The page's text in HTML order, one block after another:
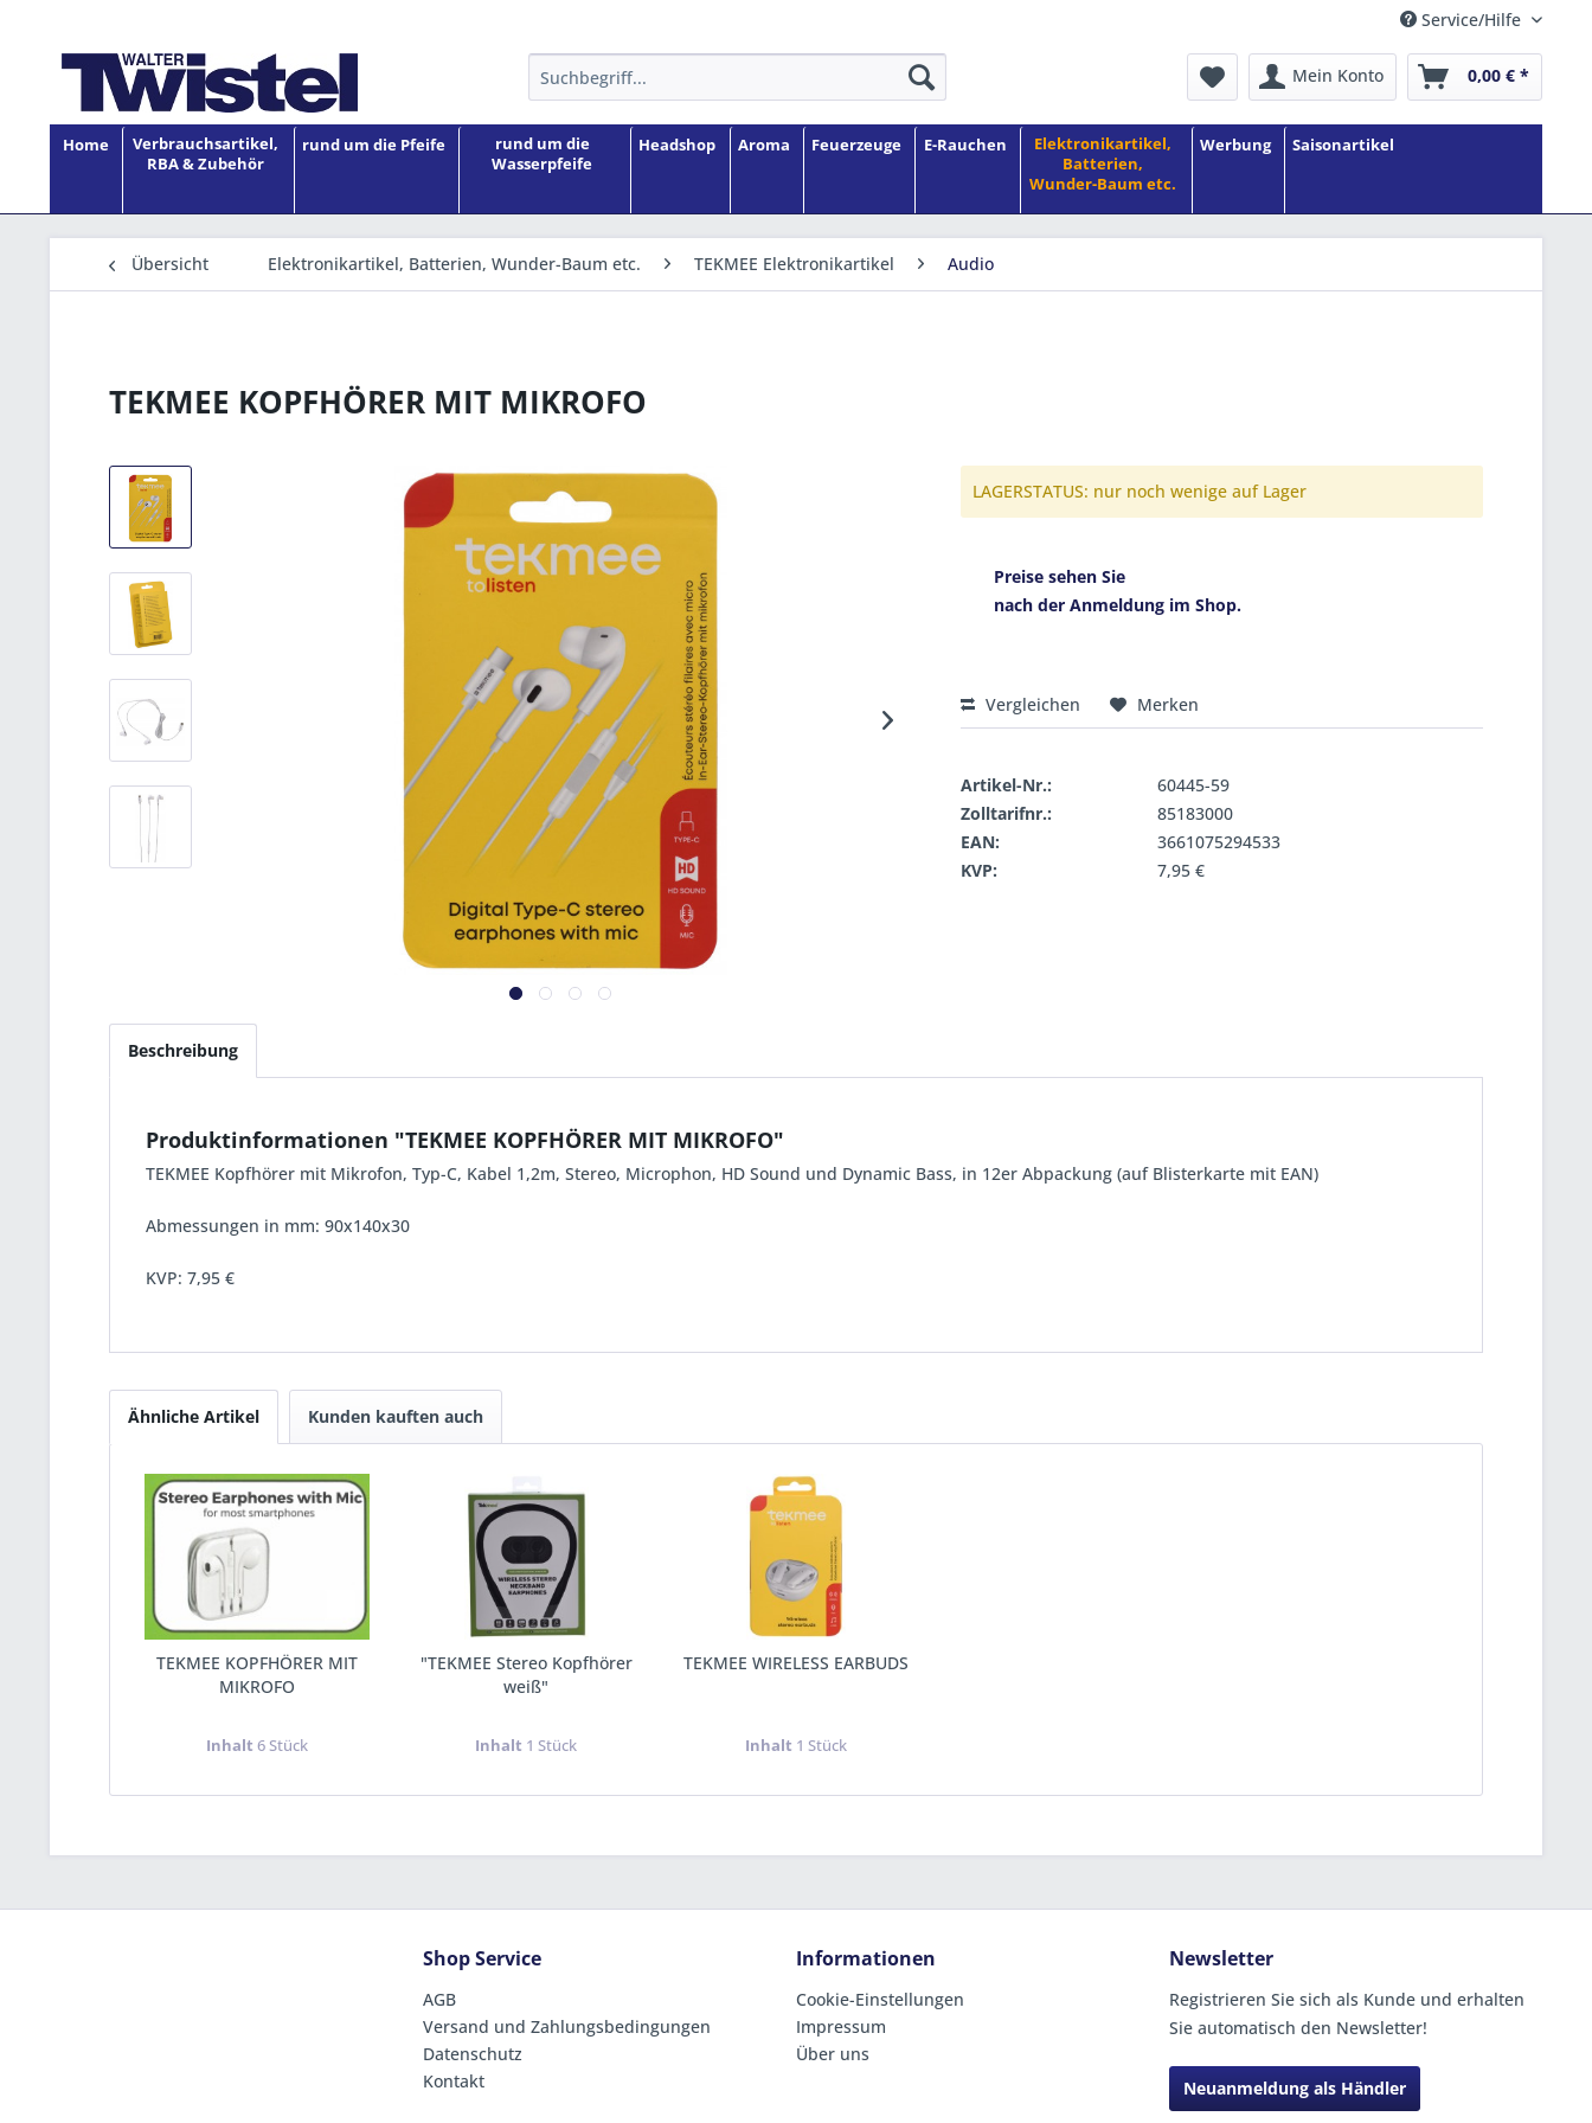
Service/Hilfe
Mein Konto 0,00 € *
Home
Verbrauchsartikel,
RBA & Zubehör
rund um die Pfeife
rund um die
Wasserpfeife
Headshop Aroma Feuerzeuge E-Rauchen
Elektronikartikel,
Batterien,
Wunder-Baum etc.
Werbung Saisonartikel
Übersicht Elektronikartikel, Batterien, Wunder-Baum etc. TEKMEE Elektronikartikel Audio
TEKMEE KOPFHÖRER MIT MIKROFO
LAGERSTATUS: nur noch wenige auf Lager
Preise sehen Sie
nach der Anmeldung im Shop.
Vergleichen Merken
Artikel-Nr.:
60445-59
Zolltarifnr.:
85183000
EAN:
3661075294533
KVP:
7,95 €
Beschreibung
Produktinformationen "TEKMEE KOPFHÖRER MIT MIKROFO"
TEKMEE Kopfhörer mit Mikrofon, Typ-C, Kabel 1,2m, Stereo, Microphon, HD Sound und Dynamic Bass, in 12er Abpackung (auf Blisterkarte mit EAN)
Abmessungen in mm: 90x140x30
KVP: 7,95 €
Ähnliche Artikel Kunden kauften auch
TEKMEE KOPFHÖRER MIT
MIKROFO
Inhalt 6 Stück
"TEKMEE Stereo Kopfhörer
weiß"
Inhalt 1 Stück
TEKMEE WIRELESS EARBUDS
Inhalt 1 Stück
Shop Service
AGB
Versand und Zahlungsbedingungen
Datenschutz
Kontakt
Informationen
Cookie-Einstellungen
Impressum
Über uns
Newsletter
Registrieren Sie sich als Kunde und erhalten
Sie automatisch den Newsletter!
Neuanmeldung als Händler